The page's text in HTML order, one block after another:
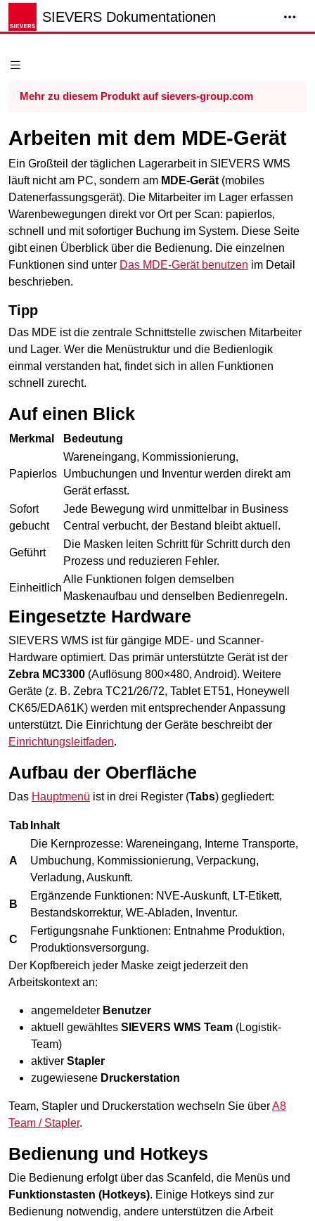
SIEVERS Dokumentationen
Mehr zu diesem Produkt auf sievers-group.com
Arbeiten mit dem MDE-Gerät
Ein Großteil der täglichen Lagerarbeit in SIEVERS WMS
läuft nicht am PC, sondern am MDE-Gerät (mobiles
Datenerfassungsgerät). Die Mitarbeiter im Lager erfassen
Warenbewegungen direkt vor Ort per Scan: papierlos,
schnell und mit sofortiger Buchung im System. Diese Seite
gibt einen Überblick über die Bedienung. Die einzelnen
Funktionen sind unter Das MDE-Gerät benutzen im Detail
beschrieben.
Tipp
Das MDE ist die zentrale Schnittstelle zwischen Mitarbeiter
und Lager. Wer die Menüstruktur und die Bedienlogik
einmal verstanden hat, findet sich in allen Funktionen
schnell zurecht.
Auf einen Blick
Merkmal Bedeutung
Papierlos
Wareneingang, Kommissionierung,
Umbuchungen und Inventur werden direkt am
Gerät erfasst.
Sofort
gebucht
Jede Bewegung wird unmittelbar in Business
Central verbucht, der Bestand bleibt aktuell.
Geführt
Die Masken leiten Schritt für Schritt durch den
Prozess und reduzieren Fehler.
Einheitlich
Alle Funktionen folgen demselben
Maskenaufbau und denselben Bedienregeln.
Eingesetzte Hardware
SIEVERS WMS ist für gängige MDE- und Scanner-
Hardware optimiert. Das primär unterstützte Gerät ist der
Zebra MC3300 (Auflösung 800×480, Android). Weitere
Geräte (z. B. Zebra TC21/26/72, Tablet ET51, Honeywell
CK65/EDA61K) werden mit entsprechender Anpassung
unterstützt. Die Einrichtung der Geräte beschreibt der
Einrichtungsleitfaden.
Aufbau der Oberfläche
Das Hauptmenü ist in drei Register (Tabs) gegliedert:
Tab Inhalt
A
Die Kernprozesse: Wareneingang, Interne Transporte,
Umbuchung, Kommissionierung, Verpackung,
Verladung, Auskunft.
B
Ergänzende Funktionen: NVE-Auskunft, LT-Etikett,
Bestandskorrektur, WE-Abladen, Inventur.
C
Fertigungsnahe Funktionen: Entnahme Produktion,
Produktionsversorgung.
Der Kopfbereich jeder Maske zeigt jederzeit den
Arbeitskontext an:
angemeldeter Benutzer
aktuell gewähltes SIEVERS WMS Team (Logistik-
Team)
aktiver Stapler
zugewiesene Druckerstation
Team, Stapler und Druckerstation wechseln Sie überA8
Team / Stapler.
Bedienung und Hotkeys
Die Bedienung erfolgt über das Scanfeld, die Menüs und
Funktionstasten (Hotkeys). Einige Hotkeys sind zur
Bedienung notwendig, andere unterstützen die Arbeit